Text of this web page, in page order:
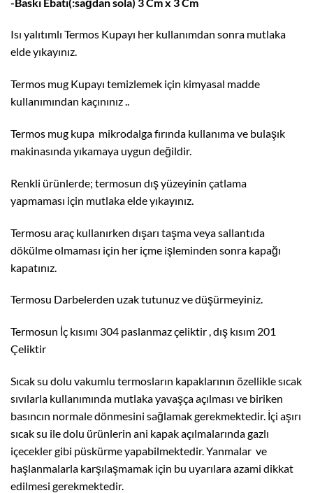
Isı yalıtımlı Termos Kupayı her kullanımdan sonra mutlaka
elde yıkayınız.
Termos mug Kupayı temizlemek için kimyasal madde
kullanımından kaçınınız ..
Termos mug kupa mikrodalga fırında kullanıma ve bulaşık
makinasında yıkamaya uygun değildir.
Renkli ürünlerde; termosun dış yüzeyinin çatlama
yapmaması için mutlaka elde yıkayınız.
Termosu araç kullanırken dışarı taşma veya sallantıda
dökülme olmaması için her içme işleminden sonra kapağı
kapatınız.
Termosu Darbelerden uzak tutunuz ve düşürmeyiniz.
Termosun İç kısımı 304 paslanmaz çeliktir , dış kısım 201
Çeliktir
Sıcak su dolu vakumlu termosların kapaklarının özellikle sıcak
sıvılarla kullanımında mutlaka yavaşça açılması ve biriken
basıncın normale dönmesini sağlamak gerekmektedir. İçi aşırı
sıcak su ile dolu ürünlerin ani kapak açılmalarında gazlı
içecekler gibi püskürme yapabilmektedir. Yanmalar ve
haşlanmalarla karşılaşmamak için bu uyarılara azami dikkat
edilmesi gerekmektedir.